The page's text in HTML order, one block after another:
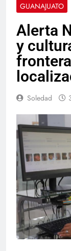
GUANAJUATO
Alerta
y
Soledad